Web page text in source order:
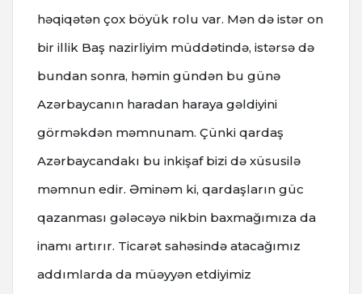
həqiqətən çox böyük rolu var. Mən də istər on
bir illik Baş nazirliyim müddətində, istərsə də
bundan sonra, həmin gündən bu günə
Azərbaycanın haradan haraya gəldiyini
görməkdən məmnunam. Çünki qardaş
Azərbaycandakı bu inkişaf bizi də xüsusilə
məmnun edir. Əminəm ki, qardaşların güc
qazanması gələcəyə nikbin baxmağımıza da
inamı artırır. Ticarət sahəsində atacağımız
addımlarda da müəyyən etdiyimiz